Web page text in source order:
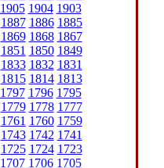
1905 1904 1903
1887 1886 1885
1869 1868 1867
1851 1850 1849
1833 1832 1831
1815 1814 1813
1797 1796 1795
1779 1778 1777
1761 1760 1759
1743 1742 1741
1725 1724 1723
1707 1706 1705